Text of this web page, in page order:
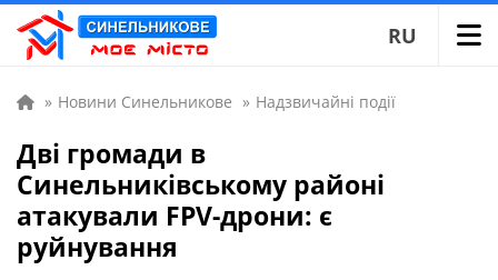
RU
» Новини Синельникове » Надзвичайні події
Дві громади в
Синельниківському районі
атакували FPV-дрони: є
руйнування